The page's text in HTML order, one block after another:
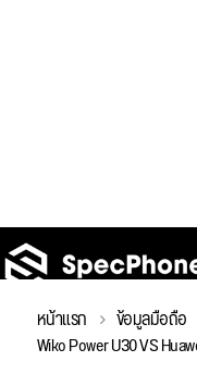
หน้าแรก ข้อมูลมือถือ
Wiko Power U30 VS